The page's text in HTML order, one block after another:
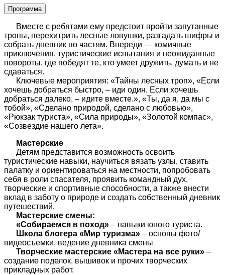
Программа
Вместе с ребятами ему предстоит пройти запутанные
тропы, перехитрить лесные ловушки, разгадать шифры и
собрать дневник по частям. Впереди — комичные
приключения, туристические испытания и неожиданные
повороты, где победят те, кто умеет дружить, думать и не
сдаваться.
Ключевые мероприятия: «Тайны лесных троп», «Если
хочешь добраться быстро, – иди один. Если хочешь
добраться далеко, – идите вместе.», «Ты, да я, да мы с
тобой», «Сделано природой, сделано с любовью»,
«Рюкзак туриста», «Сила природы», «Золотой компас»,
«Созвездие нашего лета».
Мастерские
Детям представится возможность освоить
туристические навыки, научиться вязать узлы, ставить
палатку и ориентироваться на местности, попробовать
себя в роли спасателя, проявить командный дух,
творческие и спортивные способности, а также внести
вклад в заботу о природе и создать собственный дневник
путешествий.
Мастерские смены:
«Собираемся в поход» – навыки юного туриста.
Школа блогера «Мир туризма» – основы фото/
видеосъемки, ведение дневника смены
Творческие мастерские «Мастера на все руки» –
создание поделок, вышивок и прочих творческих
прикладных работ.